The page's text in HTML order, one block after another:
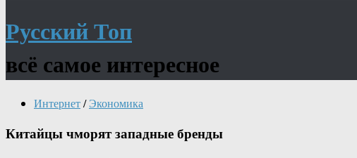
Русский Топ
всё самое интересное
Интернет/ Экономика
Китайцы чморят западные бренды